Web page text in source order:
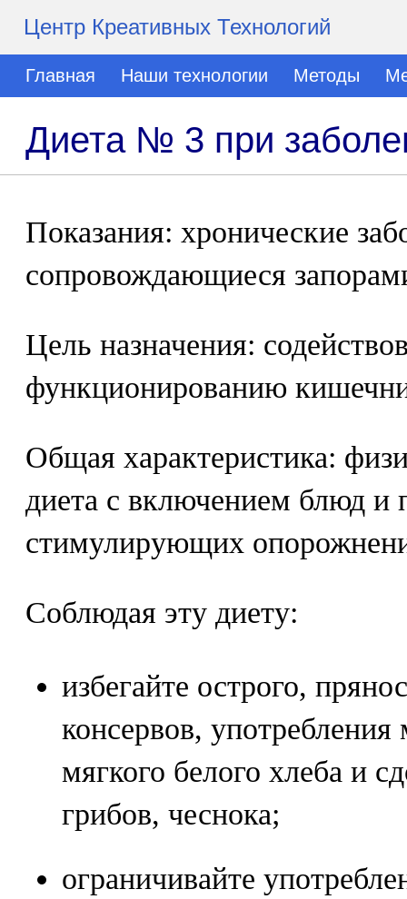
Центр Креативных Технологий
Главная Наши технологии Методы
Диета № 3 при
Показания: хронические
сопровождающиеся
Цель назначения:
функционированию
Общая характеристика:
диета с включением блюд и
стимулирующих
Соблюдая эту диету:
избегайте острого,
консервов,
мягкого белого хлеба и
грибов, чеснока;
ограничивайте